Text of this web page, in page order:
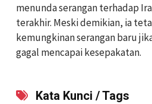
menunda serangan terhadap
terakhir. Meski demikian, ia
kemungkinan serangan baru
gagal mencapai kesepakatan.
Kata Kunci / Tags